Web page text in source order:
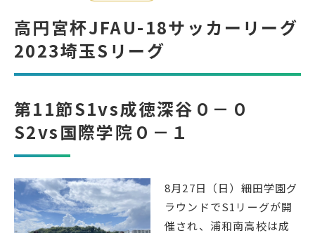
年間スケジュール
学校パンフレット
教科ガイド
事務室より
在校生の皆さんへ
保護者の方へ
本校のPTA活動
教育関係者の方へ
各種証明書発行
高円宮杯JFAU-18サッカーリーグ
2023埼玉Sリーグ
第11節S1vs成徳深谷０－０
S2vs国際学院０－１
8月27日（日）細田学園グ
ラウンドでS1リーグが開
催され、浦和南高校は成